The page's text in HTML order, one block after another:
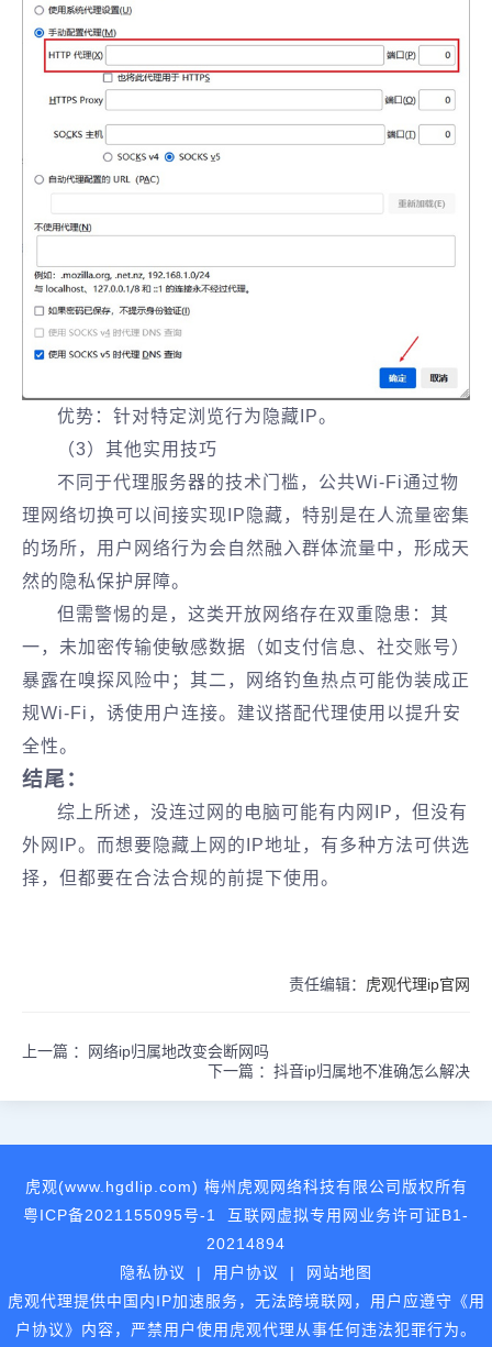
优势：针对特定浏览行为隐藏IP。
（3）其他实用技巧
不同于代理服务器的技术门槛，公共Wi-Fi通过物
理网络切换可以间接实现IP隐藏，特别是在人流量密集
的场所，用户网络行为会自然融入群体流量中，形成天
然的隐私保护屏障。
但需警惕的是，这类开放网络存在双重隐患：其
一，未加密传输使敏感数据（如支付信息、社交账号）
暴露在嗅探风险中；其二，网络钓鱼热点可能伪装成正
规Wi-Fi，诱使用户连接。建议搭配代理使用以提升安
全性。
结尾：
综上所述，没连过网的电脑可能有内网IP，但没有
外网IP。而想要隐藏上网的IP地址，有多种方法可供选
择，但都要在合法合规的前提下使用。
责任编辑： 虎观代理ip官网
上一篇 ：
网络ip归属地改变会断网吗
下一篇 ： 抖音ip归属地不准确怎么解决
虎观(www.hgdlip.com) 梅州虎观网络科技有限公司版权所有
粤ICP备2021155095号-1
互联网虚拟专用网业务许可证B1-
20214894
隐私协议
| 用户协议 |
网站地图
虎观代理提供中国内IP加速服务，无法跨境联网，用户应遵守《用
户协议》内容，严禁用户使用虎观代理从事任何违法犯罪行为。